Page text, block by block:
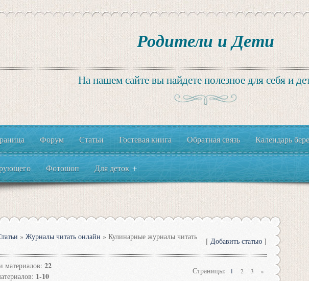
Родители и Дети
На нашем сайте вы найдете полезное для себя и
Форум Статьи Гостевая книга Обратная связь Календарь
Фотошоп Для деток +
» Журналы читать онлайн » Кулинарные журналы читать
[ Добавить статью ]
материалов: 22
: 1-10
Страницы: 1 2 3 »